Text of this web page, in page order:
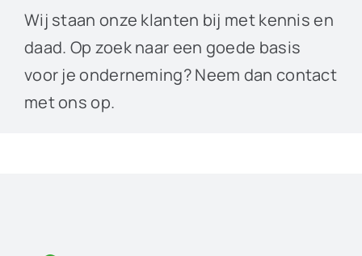
Wij staan onze klanten bij met kennis en
daad. Op zoek naar een goede basis
voor je onderneming? Neem dan contact
met ons op.